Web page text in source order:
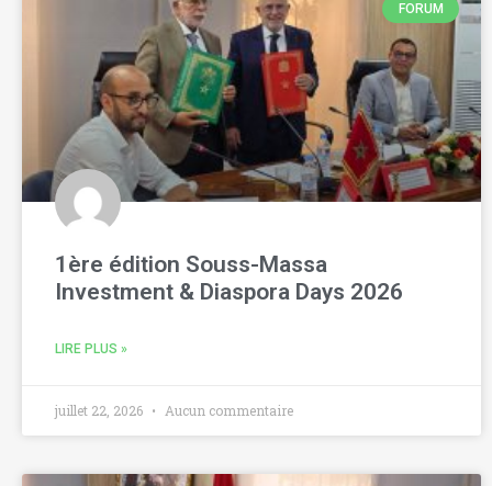
FORUM
1ère édition Souss-Massa
Investment & Diaspora Days 2026
LIRE PLUS »
juillet 22, 2026 Aucun commentaire